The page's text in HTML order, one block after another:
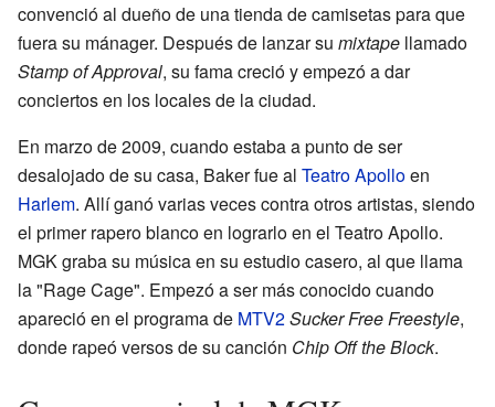
convenció al dueño de una tienda de camisetas para que
fuera su mánager. Después de lanzar su mixtape llamado
Stamp of Approval, su fama creció y empezó a dar
conciertos en los locales de la ciudad.
En marzo de 2009, cuando estaba a punto de ser
desalojado de su casa, Baker fue al Teatro Apolloen
Harlem. Allí ganó varias veces contra otros artistas, siendo
el primer rapero blanco en lograrlo en el Teatro Apollo.
MGK graba su música en su estudio casero, al que llama
la "Rage Cage". Empezó a ser más conocido cuando
apareció en el programa de MTV2Sucker Free Freestyle,
donde rapeó versos de su canción Chip Off the Block.